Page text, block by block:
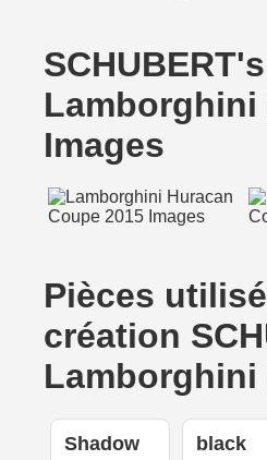
SCHUBERT's
Lamborghini
Images
Pièces
création
Lamborghini
Shadow black